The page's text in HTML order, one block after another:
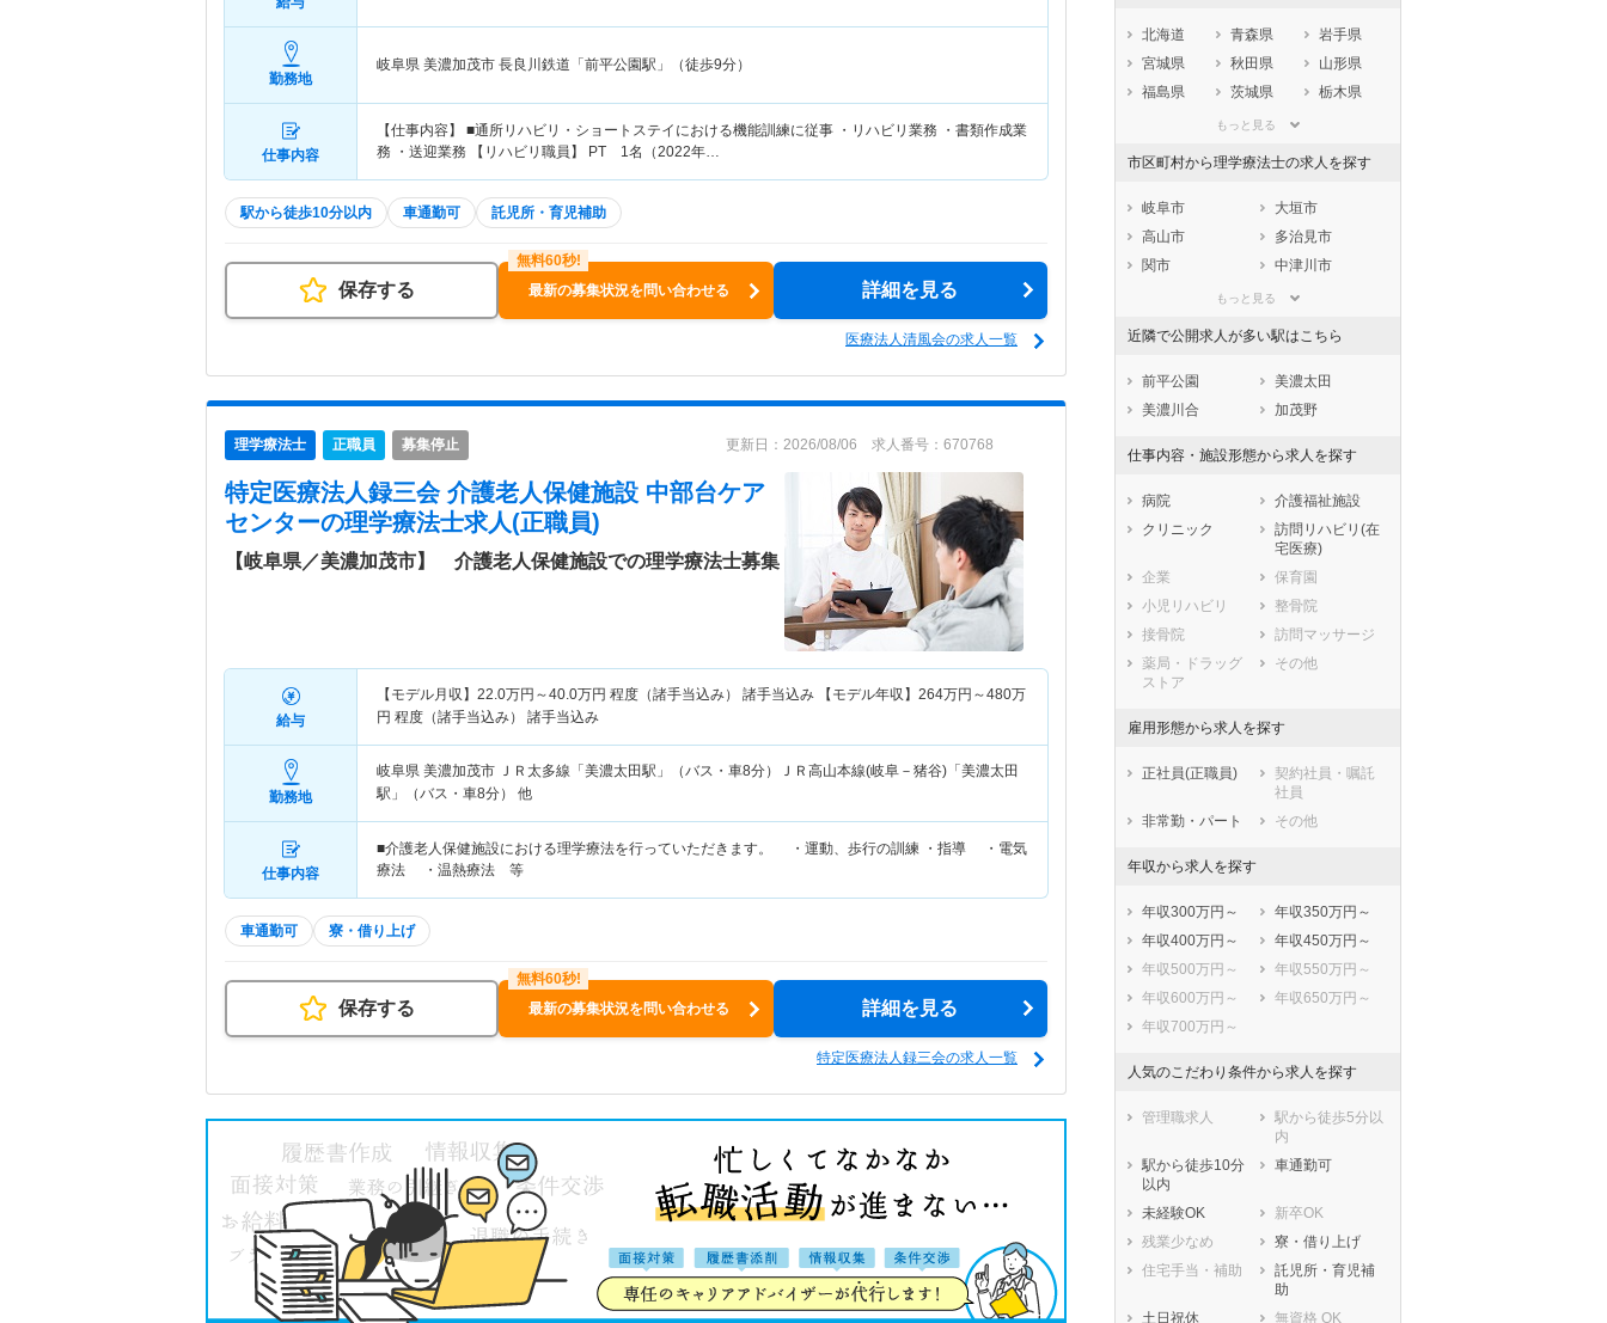
勤務地
岐阜県 美濃加茂市 長良川鉄道「前平公園駅」（徒歩9分）
仕事内容
【仕事内容】 ■通所リハビリ・ショートステイにおける機能訓練に従事 ・リハビリ業務 ・書類作成業
務 ・送迎業務 【リハビリ職員】 PT 1名（2022年…
駅から徒歩10分以内 車通勤可 託児所・育児補助
保存する 最新の募集状況を問い合わせる 詳細を見る
医療法人清風会の求人一覧
理学療法士 正職員 募集停止 更新日：2026/08/06 求人番号：670768
特定医療法人録三会 介護老人保健施設 中部台ケア
センターの理学療法士求人(正職員)
【岐阜県／美濃加茂市】 介護老人保健施設での理学療法士募集
給与
【モデル月収】 22.0万円～40.0万円 程度（諸手当込み） 諸手当込み 【モデル年収】 264万円～480万
円 程度（諸手当込み） 諸手当込み
勤務地
岐阜県 美濃加茂市 ＪＲ太多線「美濃太田駅」（バス・車8分）ＪＲ高山本線(岐阜－猪谷)「美濃太田
駅」（バス・車8分） 他
仕事内容
■介護老人保健施設における理学療法を行っていただきます。 ・運動、歩行の訓練 ・指導 ・電気
療法 ・温熱療法 等
車通勤可 寮・借り上げ
保存する 最新の募集状況を問い合わせる 詳細を見る
特定医療法人録三会の求人一覧
北海道 青森県
岩手県
宮城県
秋田県
山形県
福島県
茨城県
栃木県
埼玉県
石川県
福井県
静岡県
愛知県
三重県
滋賀県
京都府
大阪府
奈良県
香川県
愛媛県
高知県
福岡県
佐賀県
鹿児島県
沖縄県
もっと見る
市区町村から理学療法士の求人を探す
岐阜市
大垣市
高山市
多治見市
関市
中津川市
瑞浪市
各務原市
可児市
山県市
瑞穂市
郡上市
下呂市
海津市
羽島郡岐南町
羽島郡笠松町
養老郡養老町
不破郡関ケ原町
安八郡神戸町
安八郡輪之内町
安八郡安八町
揖斐郡揖斐川町
揖斐郡大野町
揖斐郡池田町
本巣郡北方町
加茂郡坂祝町
加茂郡七宗町
加茂郡八百津町
可児郡御嵩町
大野郡白川村
もっと見る
近隣で公開求人が多い駅はこちら
前平公園
美濃太田
美濃川合
加茂野
仕事内容・施設形態から求人を探す
病院
介護福祉施設
クリニック
訪問リハビリ(在
宅医療)
企業
保育園
小児リハビリ
整骨院
接骨院
訪問マッサージ
薬局・ドラッグ
ストア
その他
雇用形態から求人を探す
正社員(正職員)
契約社員・嘱託
社員
非常勤・パート
その他
年収から求人を探す
年収300万円～
年収350万円～
年収400万円～
年収450万円～
年収500万円～
年収550万円～
年収600万円～
年収650万円～
年収700万円～
人気のこだわり条件から求人を探す
管理職求人
駅から徒歩5分以
内
駅から徒歩10分
以内
車通勤可
未経験OK
新卒OK
残業少なめ
寮・借り上げ
住宅手当・補助
託児所・育児補
助
土日祝休
無資格 OK